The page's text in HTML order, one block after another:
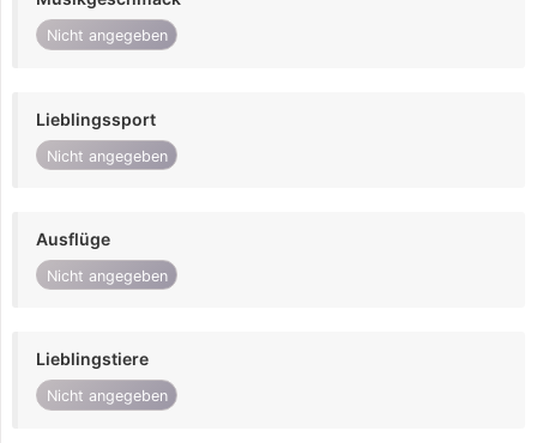
Nicht angegeben
Lieblingssport
Nicht angegeben
Ausflüge
Nicht angegeben
Lieblingstiere
Nicht angegeben